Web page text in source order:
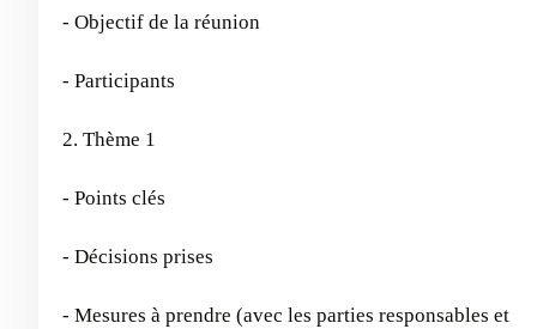
- Objectif de la réunion
- Participants
2. Thème 1
- Points clés
- Décisions prises
- Mesures à prendre (avec les parties responsables et